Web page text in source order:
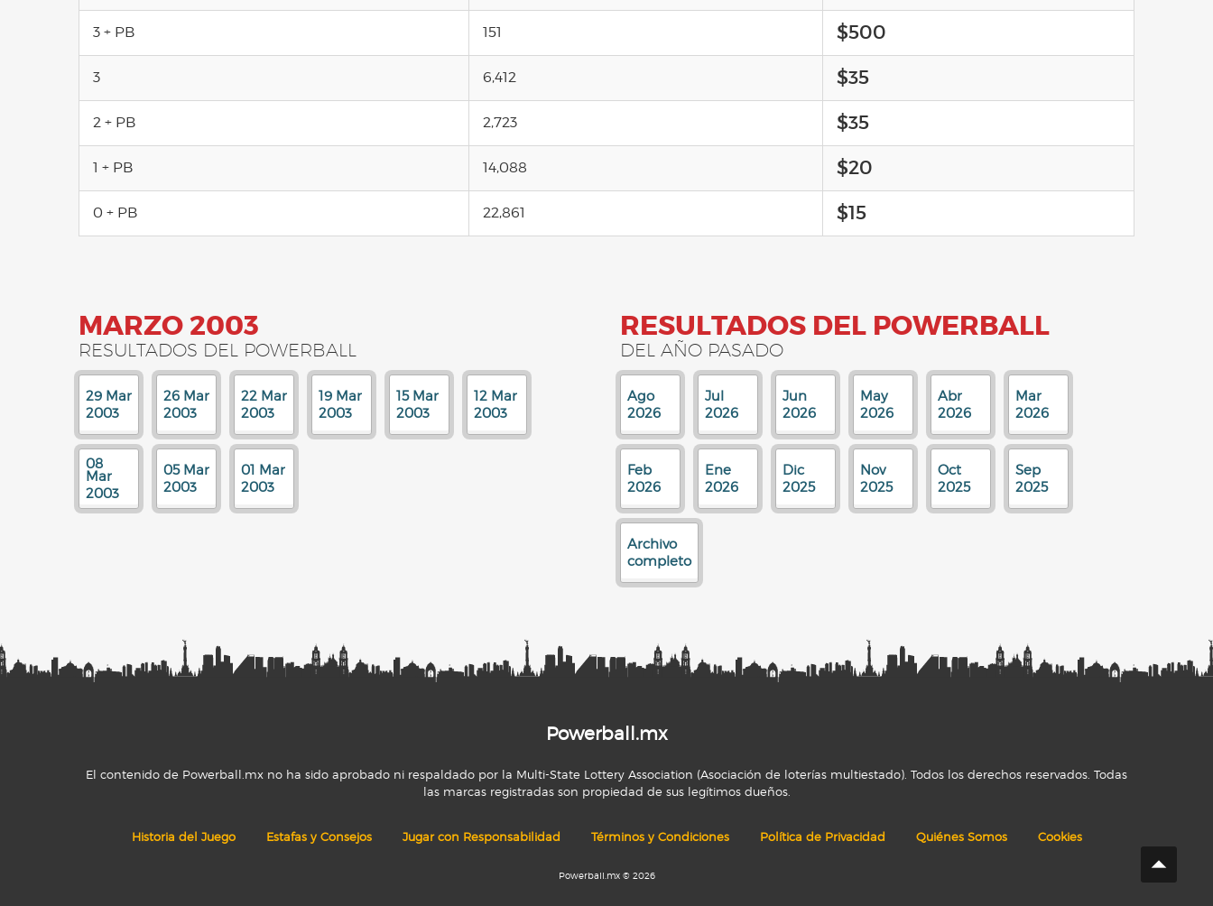
3 + PB 151 $500
3 6,412 $35
2 + PB 2,723 $35
1 + PB 14,088 $20
0 + PB 22,861 $15
MARZO 2003
RESULTADOS DEL POWERBALL
29 Mar
2003
26 Mar
2003
22 Mar
2003
19 Mar
2003
15 Mar
2003
12 Mar
2003
08
Mar
2003
05 Mar
2003
01 Mar
2003
RESULTADOS DEL POWERBALL
DEL AÑO PASADO
Ago
2026
Jul
2026
Jun
2026
May
2026
Abr
2026
Mar
2026
Feb
2026
Ene
2026
Dic
2025
Nov
2025
Oct
2025
Sep
2025
Archivo
completo
Powerball.mx
El contenido de Powerball.mx no ha sido aprobado ni respaldado por la Multi-State Lottery Association (Asociación de loterías multiestado). Todos los derechos reservados. Todas
las marcas registradas son propiedad de sus legítimos dueños.
Historia del Juego Estafas y Consejos Jugar con Responsabilidad Términos y Condiciones Política de Privacidad Quiénes Somos Cookies
Powerball.mx © 2026